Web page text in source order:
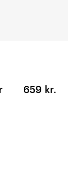
659 kr.